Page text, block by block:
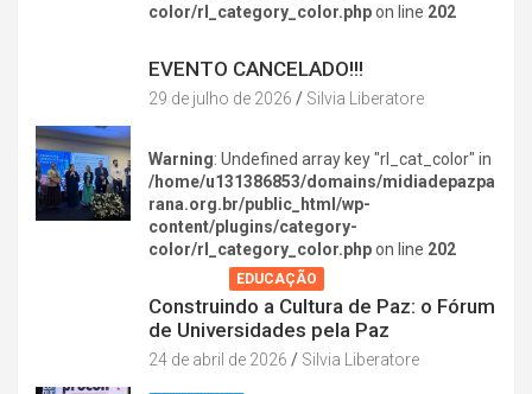
color/rl_category_color.phpon line 202
EVENTO CANCELADO!!!
29 de julho de 2026 Silvia Liberatore
Warning: Undefined array key "rl_cat_color" in
/home/u131386853/domains/midiadepazpa
rana.org.br/public_html/wp-
content/plugins/category-
color/rl_category_color.phpon line 202
EDUCAÇÃO
Construindo a Cultura de Paz: o Fórum
de Universidades pela Paz
24 de abril de 2026 Silvia Liberatore